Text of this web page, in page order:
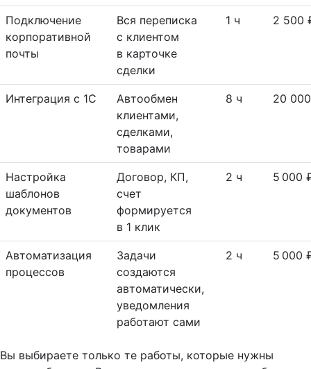
Подключение
корпоративной
почты
Вся переписка
с клиентом
в карточке
сделки
1 ч 2 500
Интеграция с 1С
Автообмен
клиентами,
сделками,
товарами
8 ч 20
Настройка
шаблонов
документов
Договор, КП,
счет
формируется
в 1 клик
2 ч 5 000
Автоматизация
процессов
Задачи
создаются
автоматически,
уведомления
работают сами
2 ч 5 000
Вы выбираете только те работы, которые нужны